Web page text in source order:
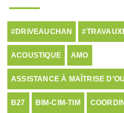
#DRIVEAUCHAN
ACOUSTIQUE AMO
ASSISTANCE À MAÎTRISE
B27 BIM-CIM-TIM